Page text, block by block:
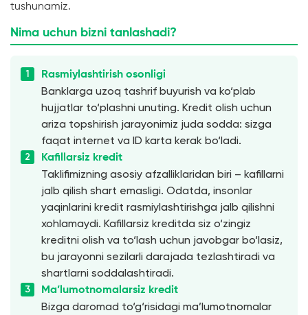
tushunamiz.
Nima uchun bizni tanlashadi?
Rasmiylashtirish osonligi
Banklarga uzoq tashrif buyurish va ko‘plab
hujjatlar to‘plashni unuting. Kredit olish uchun
ariza topshirish jarayonimiz juda sodda: sizga
faqat internet va ID karta kerak bo‘ladi.
Kafillarsiz kredit
Taklifimizning asosiy afzalliklaridan biri – kafillarni
jalb qilish shart emasligi. Odatda, insonlar
yaqinlarini kredit rasmiylashtirishga jalb qilishni
xohlamaydi. Kafillarsiz kreditda siz o‘zingiz
kreditni olish va to‘lash uchun javobgar bo‘lasiz,
bu jarayonni sezilarli darajada tezlashtiradi va
shartlarni soddalashtiradi.
Ma’lumotnomalarsiz kredit
Bizga daromad to‘g‘risidagi ma’lumotnomalar